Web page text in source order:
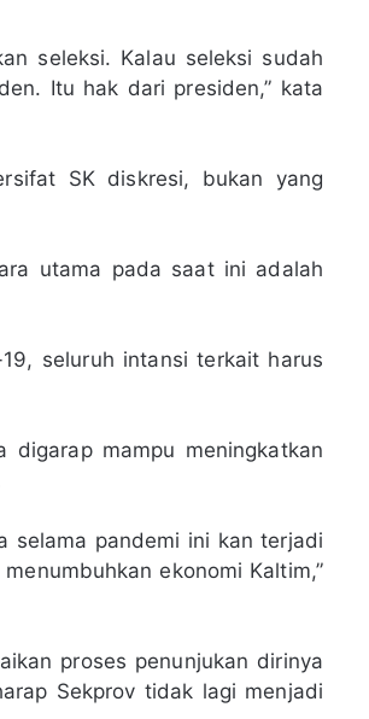
seleksi. Kalau seleksi sudah
Itu hak dari presiden,” kata
SK diskresi, bukan yang
utama pada saat ini adalah
seluruh intansi terkait harus
digarap mampu meningkatkan
selama pandemi ini kan terjadi
ekonomi Kaltim,”
proses penunjukan dirinya
Sekprov tidak lagi menjadi